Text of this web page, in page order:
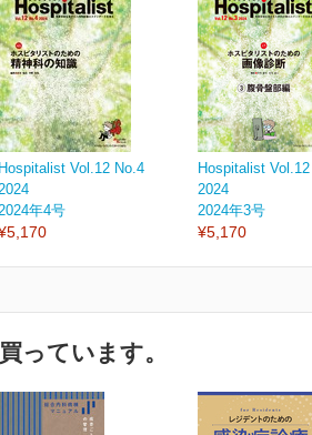
Hospitalist Vol.12 No.4
年4号
Hospitalist
2024
2024年3号
¥5,170
っています。